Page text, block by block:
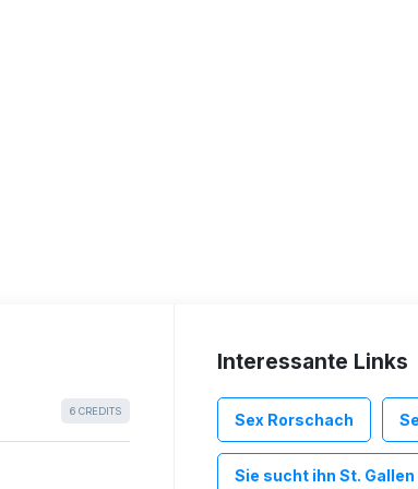
6 CREDITS
Interessante Links
Sex Rorschach
Sie sucht ihn St. Gallen